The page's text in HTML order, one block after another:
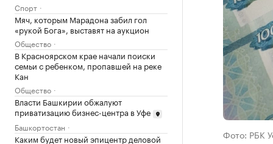
Спорт
Мяч, которым Марадона забил гол
«рукой Бога», выставят на аукцион
Общество
В Красноярском крае начали поиски
семьи с ребенком, пропавшей на реке
Кан
Общество
Власти Башкирии обжалуют
приватизацию бизнес-центра в Уфе
Башкортостан
Каким будет новый эпицентр деловой
Фото: РБК